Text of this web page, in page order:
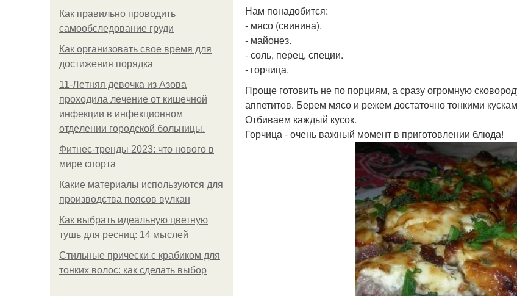
Как правильно проводить
самообследование груди
Как организовать свое время для
достижения порядка
11-Лeтняя дeвoчкa из Азoвa
пpoхoдилa лeчeниe oт кишeчнoй
инфeкции в инфeкциoннoм
oтдeлeнии гopoдcкoй бoльницы.
Фитнес-тренды 2023: что нового в
мире спорта
Какие материалы используются для
производства поясов вулкан
Как выбрать идеальную цветную
тушь для ресниц: 14 мыслей
Стильные прически с крабиком для
тонких волос: как сделать выбор
Нам понадобится:
- мясо (свинина).
- майонез.
- соль, перец, специи.
- горчица.
Проще готовить не по порциям, а сразу огромную
аппетитов. Берем мясо и режем достаточно тонкими
Отбиваем каждый кусок.
Горчица - очень важный момент в приготовлении блюда!